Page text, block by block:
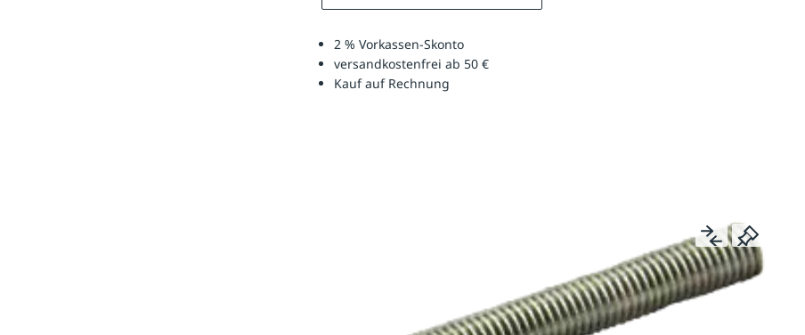
2 % Vorkassen-Skonto
versandkostenfrei ab 50 €
Kauf auf Rechnung